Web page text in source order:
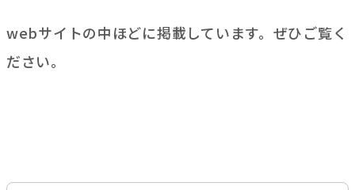
webサイトの中ほどに掲載しています。ぜひご覧く
ださい。